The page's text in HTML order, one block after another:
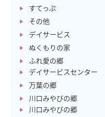
すてっぷ
その他
デイサービス
ぬくもりの家
ふれ愛の郷
デイサービスセンター
万葉の郷
川口みやびの郷
川口みやびの郷